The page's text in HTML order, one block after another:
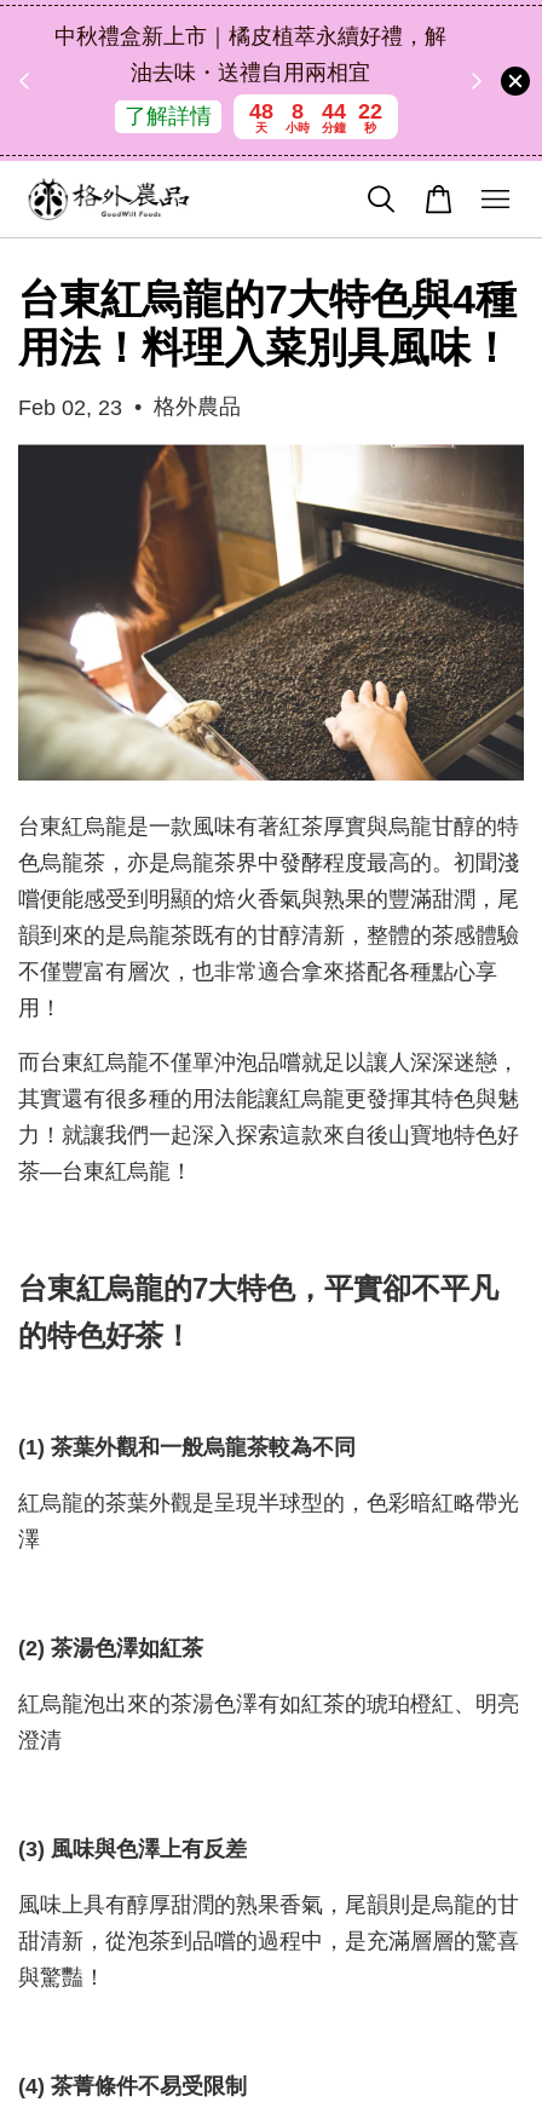
中秋禮盒新上市｜橘皮植萃永續好禮，解
油去味・送禮自用兩相宜
了解詳情
48
天
8
小時
44
分鐘
21
秒
台東紅烏龍的7大特色與4種
用法！料理入菜別具風味！
Feb 02, 23 • 格外農品
台東紅烏龍是一款風味有著紅茶厚實與烏龍甘醇的特
色烏龍茶，亦是烏龍茶界中發酵程度最高的。初聞淺
嚐便能感受到明顯的焙火香氣與熟果的豐滿甜潤，尾
韻到來的是烏龍茶既有的甘醇清新，整體的茶感體驗
不僅豐富有層次，也非常適合拿來搭配各種點心享
用！
而台東紅烏龍不僅單沖泡品嚐就足以讓人深深迷戀，
其實還有很多種的用法能讓紅烏龍更發揮其特色與魅
力！就讓我們一起深入探索這款來自後山寶地特色好
茶—台東紅烏龍！
台東紅烏龍的7大特色，平實卻不平凡
的特色好茶！
(1) 茶葉外觀和一般烏龍茶較為不同
紅烏龍的茶葉外觀是呈現半球型的，色彩暗紅略帶光
澤
(2) 茶湯色澤如紅茶
紅烏龍泡出來的茶湯色澤有如紅茶的琥珀橙紅、明亮
澄清
(3) 風味與色澤上有反差
風味上具有醇厚甜潤的熟果香氣，尾韻則是烏龍的甘
甜清新，從泡茶到品嚐的過程中，是充滿層層的驚喜
與驚豔！
(4) 茶菁條件不易受限制